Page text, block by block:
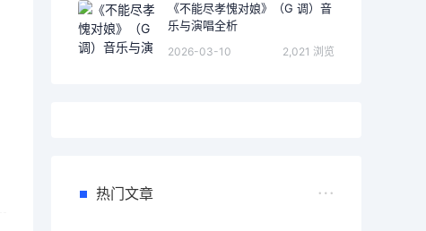
《不能尽孝愧对娘》（G 调）音
乐与演唱全析
2026-03-10 2,021 浏览
热门文章